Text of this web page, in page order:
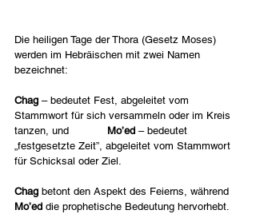
Die heiligen Tage der Thora (Gesetz Moses)
werden im Hebräischen mit zwei Namen
bezeichnet:
Chag – bedeutet Fest, abgeleitet vom
Stammwort für sich versammeln oder im Kreis
tanzen, und Mo’ed – bedeutet
„festgesetzte Zeit”, abgeleitet vom Stammwort
für Schicksal oder Ziel.
Chag betont den Aspekt des Feierns, während
Mo’ed die prophetische Bedeutung hervorhebt.